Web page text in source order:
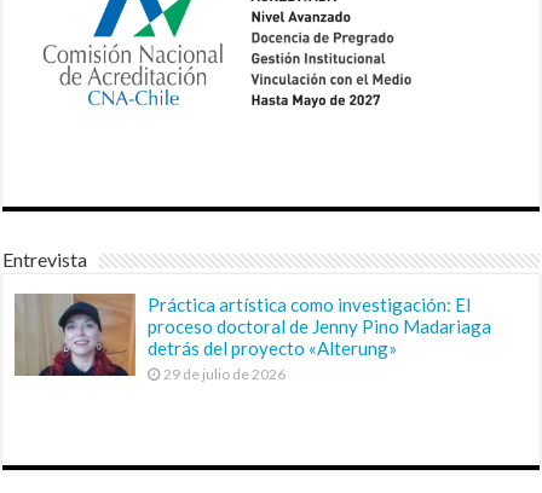
Entrevista
Práctica artística como investigación: El
proceso doctoral de Jenny Pino Madariaga
detrás del proyecto «Alterung»
29 de julio de 2026